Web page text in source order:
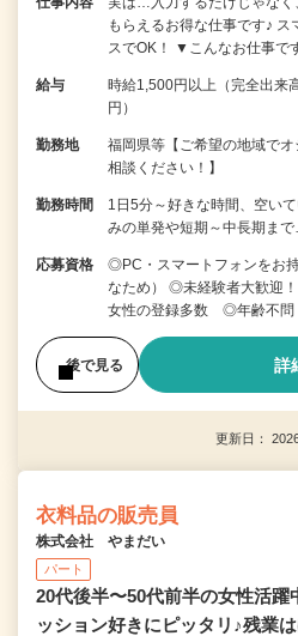
もらえるお得な仕事です♪
スでOK！ ▼こんなお仕事で
給与
時給1,500円以上（完全出来
円）
勤務地
福岡県等【ご希望の地域で
相談ください！】
勤務時間
1日5分～好きな時間、空い
みの単発や短期～中長期ま
応募資格
◎PC・スマートフォンをお
なため） ◎未経験者大歓迎
女性の登録多数 ◎年齢不問
後で見る 詳
更新日：
衣料品の販売員
株式会社 やまだい
パート
20代後半〜50代前半の女性活躍
ッション好きにピッタリ♪残業は